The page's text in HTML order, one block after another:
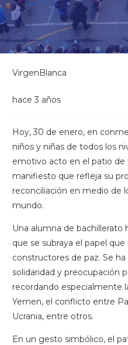
VirgenBlanca
hace 3 años
Hoy, 30 de enero, en
niños y niñas de todos los
emotivo acto en el patio de
manifiesto que refleja su
reconciliación en medio de
mundo.
Una alumna de
que se subraya el papel
constructores de paz. Se
solidaridad y preocupación
recordando especialmente
Yemen, el conflicto entre
Ucrania, entre otros.
En un gesto simbólico, el